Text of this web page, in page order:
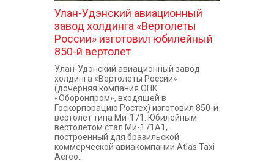
Улан-Удэнский авиационный
завод холдинга «Вертолеты
России» изготовил юбилейный
850-й вертолет
Улан-Удэнский авиационный завод
холдинга «Вертолеты России»
(дочерняя компания ОПК
«Оборонпром», входящей в
Госкорпорацию Ростех) изготовил 850-й
вертолет типа Ми-171. Юбилейным
вертолетом стал Ми-171А1,
построенный для бразильской
коммерческой авиакомпании Atlas Taxi
Aereo...